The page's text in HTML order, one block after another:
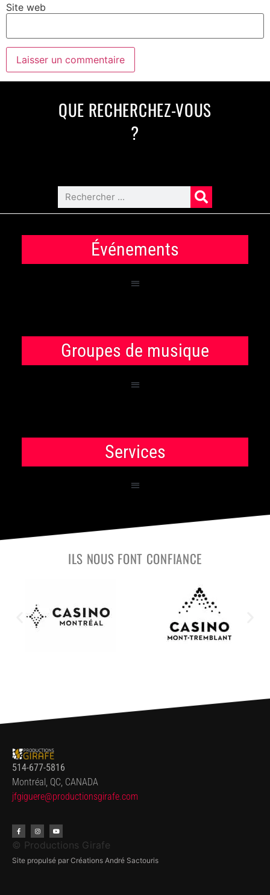
Site web
QUE RECHERCHEZ-VOUS
?
Événements
Groupes de musique
Services
ILS NOUS FONT CONFIANCE
514-677-5816
Montréal, QC, CANADA
jfgiguere@productionsgirafe.com
© Productions Girafe
Site propulsé par Créations André Sactouris